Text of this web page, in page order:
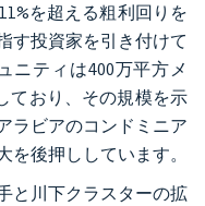
を超える粗利回りを
す投資家を引き付けて
ニティは400万平方メ
ており、その規模を示
ラビアのコンドミニア
後押ししています。
と川下クラスターの拡